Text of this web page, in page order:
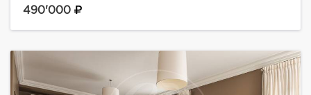
объединённая с кухней, три просторные спальни,
490'000